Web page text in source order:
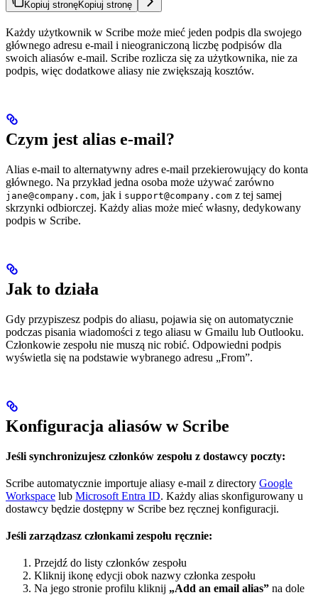
Kopiuj stronęKopiuj stronę
Każdy użytkownik w Scribe może mieć jeden podpis dla swojego
głównego adresu e-mail i nieograniczoną liczbę podpisów dla
swoich aliasów e-mail. Scribe rozlicza się za użytkownika, nie za
podpis, więc dodatkowe aliasy nie zwiększają kosztów.
Czym jest alias e-mail?
Alias e-mail to alternatywny adres e-mail przekierowujący do konta
głównego. Na przykład jedna osoba może używać zarówno
jane@company.com, jak i support@company.com z tej samej
skrzynki odbiorczej. Każdy alias może mieć własny, dedykowany
podpis w Scribe.
Jak to działa
Gdy przypiszesz podpis do aliasu, pojawia się on automatycznie
podczas pisania wiadomości z tego aliasu w Gmailu lub Outlooku.
Członkowie zespołu nie muszą nic robić. Odpowiedni podpis
wyświetla się na podstawie wybranego adresu „From”.
Konfiguracja aliasów w Scribe
Jeśli synchronizujesz członków zespołu z dostawcy poczty:
Scribe automatycznie importuje aliasy e-mail z directory Google
Workspace lub Microsoft Entra ID. Każdy alias skonfigurowany u
dostawcy będzie dostępny w Scribe bez ręcznej konfiguracji.
Jeśli zarządzasz członkami zespołu ręcznie:
Przejdź do listy członków zespołu
Kliknij ikonę edycji obok nazwy członka zespołu
Na jego stronie profilu kliknij „Add an email alias” na dole